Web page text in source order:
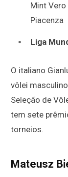
Mint Vero
Piacenza
Liga
O italiano
vôlei
Seleção de
tem sete
torneios.
Mateusz